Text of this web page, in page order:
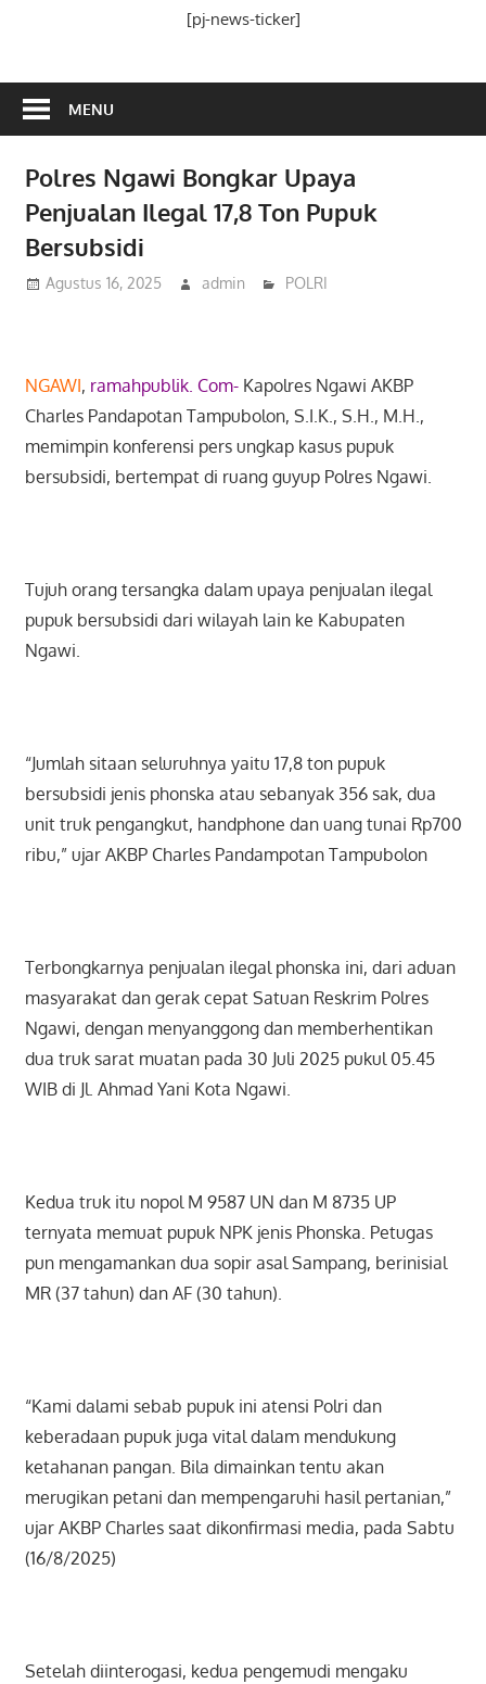
[pj-news-ticker]
MENU
Polres Ngawi Bongkar Upaya
Penjualan Ilegal 17,8 Ton Pupuk
Bersubsidi
Agustus 16, 2025 admin POLRI
NGAWI, ramahpublik. Com-Kapolres Ngawi AKBP
Charles Pandapotan Tampubolon, S.I.K., S.H., M.H.,
memimpin konferensi pers ungkap kasus pupuk
bersubsidi, bertempat di ruang guyup Polres Ngawi.
Tujuh orang tersangka dalam upaya penjualan ilegal
pupuk bersubsidi dari wilayah lain ke Kabupaten
Ngawi.
“Jumlah sitaan seluruhnya yaitu 17,8 ton pupuk
bersubsidi jenis phonska atau sebanyak 356 sak, dua
unit truk pengangkut, handphone dan uang tunai Rp700
ribu,” ujar AKBP Charles Pandampotan Tampubolon
Terbongkarnya penjualan ilegal phonska ini, dari aduan
masyarakat dan gerak cepat Satuan Reskrim Polres
Ngawi, dengan menyanggong dan memberhentikan
dua truk sarat muatan pada 30 Juli 2025 pukul 05.45
WIB di Jl. Ahmad Yani Kota Ngawi.
Kedua truk itu nopol M 9587 UN dan M 8735 UP
ternyata memuat pupuk NPK jenis Phonska. Petugas
pun mengamankan dua sopir asal Sampang, berinisial
MR (37 tahun) dan AF (30 tahun).
“Kami dalami sebab pupuk ini atensi Polri dan
keberadaan pupuk juga vital dalam mendukung
ketahanan pangan. Bila dimainkan tentu akan
merugikan petani dan mempengaruhi hasil pertanian,”
ujar AKBP Charles saat dikonfirmasi media, pada Sabtu
(16/8/2025)
Setelah diinterogasi, kedua pengemudi mengaku